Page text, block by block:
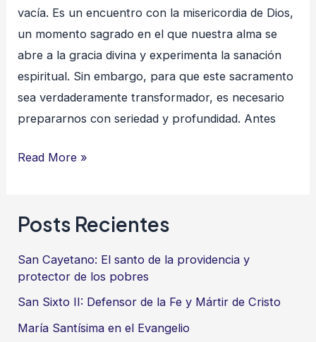
vacía. Es un encuentro con la misericordia de Dios,
un momento sagrado en el que nuestra alma se
abre a la gracia divina y experimenta la sanación
espiritual. Sin embargo, para que este sacramento
sea verdaderamente transformador, es necesario
prepararnos con seriedad y profundidad. Antes
Read More »
Posts Recientes
San Cayetano: El santo de la providencia y
protector de los pobres
San Sixto II: Defensor de la Fe y Mártir de Cristo
María Santísima en el Evangelio